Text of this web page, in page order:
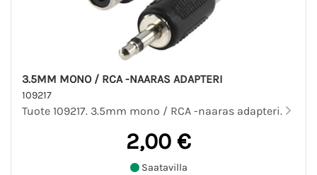
3.5MM MONO / RCA -NAARAS ADAPTERI
109217
Tuote 109217. 3.5mm mono / RCA -naaras adapteri.
2,00 €
Saatavilla